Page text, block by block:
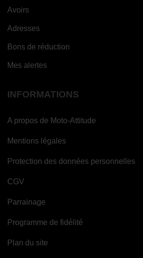
Avoirs
Adresses
Bons de réduction
Mes alertes
INFORMATIONS
A propos de Moto-Attitude
Mentions légales
Protection des données personnelles
CGV
Parrainage
Programme de fidélité
Plan du site